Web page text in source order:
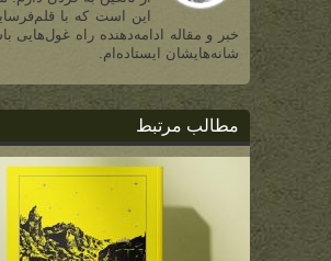
این است که با
خبر و مقاله ادامه‌دهنده راه غول‌هایی
شانه‌هایشان ایستاده‌ام.
مطالب مرتبط